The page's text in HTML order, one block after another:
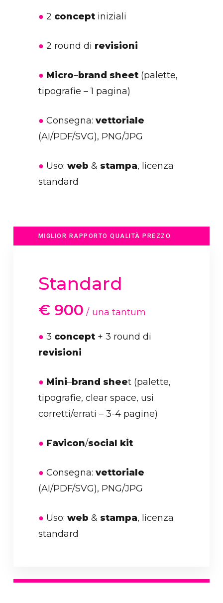
● 2 conceptiniziali
● 2 round di revisioni
● Micro–brand sheet(palette,
tipografie – 1 pagina)
● Consegna: vettoriale
(AI/PDF/SVG), PNG/JPG
● Uso: web & stampa, licenza
standard
Standard
MIGLIOR RAPPORTO QUALITÀ PREZZO
€900 una tantum
● 3 concept+ 3 round di
revisioni
● Mini–brand sheet (palette,
tipografie, clear space, usi
corretti/errati – 3-4 pagine)
● Favicon/social kit
● Consegna: vettoriale
(AI/PDF/SVG), PNG/JPG
● Uso: web & stampa, licenza
standard